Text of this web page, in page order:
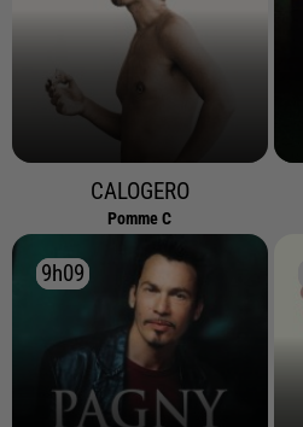
CALOGERO
Pomme C
9h09
9h09